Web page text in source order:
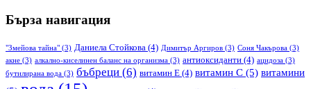
Бърза навигация
"Змейова тайна" (3) Даниела Стойкова (4) Димитър Аргиров (3) Соня Чакърова (3)
акне (3) алкално-киселинен баланс на организма (3) антиоксиданти (4) ацидоза (3)
бутилирана вода (3) бъбреци (6) витамин Е (4) витамин С (5) витамини